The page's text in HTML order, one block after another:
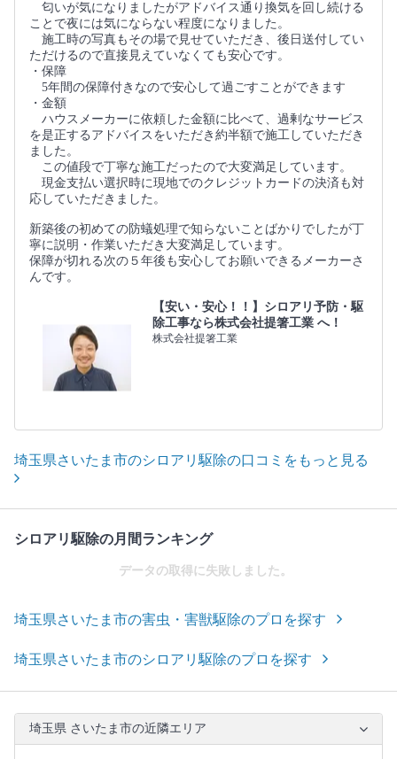
匂いが気になりましたがアドバイス通り換気を回し続ける
ことで夜には気にならない程度になりました。
施工時の写真もその場で見せていただき、後日送付してい
ただけるので直接見えていなくても安心です。
・保障
5年間の保障付きなので安心して過ごすことができます
・金額
ハウスメーカーに依頼した金額に比べて、過剰なサービス
を是正するアドバイスをいただき約半額で施工していただき
ました。
この値段で丁寧な施工だったので大変満足しています。
現金支払い選択時に現地でのクレジットカードの決済も対
応していただきました。
新築後の初めての防蟻処理で知らないことばかりでしたが丁
寧に説明・作業いただき大変満足しています。
保障が切れる次の５年後も安心してお願いできるメーカーさ
んです。
【安い・安心！！】シロアリ予防・駆
除工事なら株式会社提箸工業 へ！
株式会社提箸工業
埼玉県さいたま市のシロアリ駆除の口コミをもっと見る
シロアリ駆除の月間ランキング
データの取得に失敗しました。
埼玉県さいたま市の害虫・害獣駆除のプロを探す
埼玉県さいたま市のシロアリ駆除のプロを探す
埼玉県 さいたま市の近隣エリア